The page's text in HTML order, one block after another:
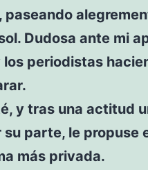
paseando
Dudosa ante mi
los periodistas
y tras una actitud
su parte, le propuse
más privada.